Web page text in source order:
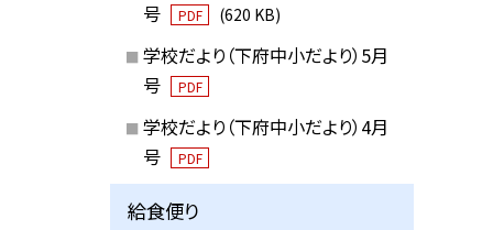
号 PDF (620 KB)
学校だより（下府中小だより）5月
号
PDF
学校だより（下府中小だより）4月
号
PDF
給食便り